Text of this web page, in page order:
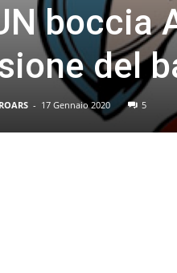
boccia
del
- 17 Gennaio 2020 5